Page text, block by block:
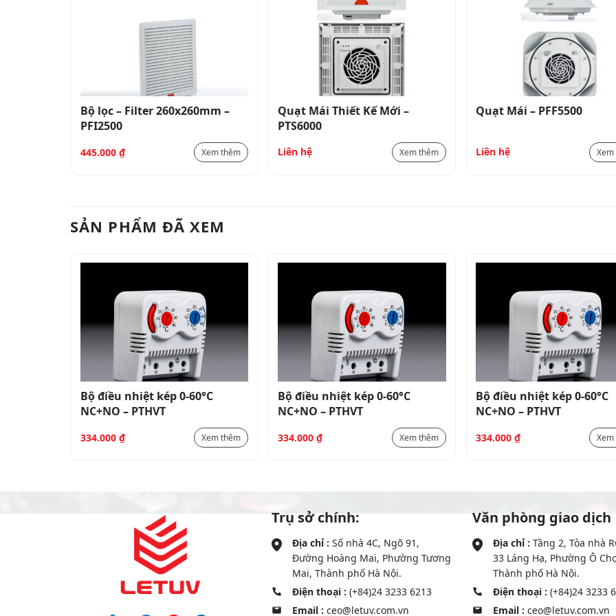
Bộ lọc – Filter 260x260mm –
PFI2500
445.000 ₫ Xem thêm
Quạt Mái Thiết Kế Mới –
PTS6000
Liên hệ Xem thêm
Quạt Mái – PFF5500
Liên hệ
SẢN PHẨM ĐÃ XEM
Bộ điều nhiệt kép 0-60°C
NC+NO – PTHVT
334.000 ₫ Xem thêm
Bộ điều nhiệt kép 0-60°C
NC+NO – PTHVT
334.000 ₫ Xem thêm
Bộ điều nhiệt kép 0-60°C
NC+NO – PTHVT
334.000 ₫
Trụ sở chính:
Địa chỉ : Số nhà 4C, Ngõ 91,
Đường Hoàng Mai, Phường Tương
Mai, Thành phố Hà Nội.
Điện thoại : (+84)24 3233 6213
Email : ceo@letuv.com.vn
Văn phòng giao dịch
Địa chỉ : Tầng 2, Tòa nhà
33 Láng Hạ, Phường Ô
Thành phố Hà Nội.
Điện thoại : (+84)24 3233
Email : ceo@letuv.com.vn